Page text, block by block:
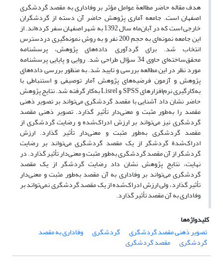
هدف مقاله حاضر مطالعة عوامل مؤثر بر وفاداری به مقصد گردشگری
اصفهان است. جامعه آماری پژوهش حاضر آن دسته از گردشگران
خارجی است که در آبان‌ماه سال 1392 به شهر اصفهان سفر کرده‌اند. از
این جامعه نمونه‌ای به حجم 200 نفر و به روش نمونه‌گیری دردسترس
انتخاب شد. برای گردآوری داده‌های پژوهش، پرسشنامه
محقق‌ساخته‌ای حاوی 34 سؤال طراحی شد. روایی و پایایی پرسشنامه
مورد نظر در این مطالعه بررسی و تایید شد. به منظور بررسی داده‌های
پژوهش و آزمون فرضیه‌های پژوهش آمار توصیفی و استنباطی با
به‌کارگیری نرم‌افزارهای SPSS و Lisrel به‌کار گرفته شد. نتایج پژوهش
حاضر نشان داد آشنایی با مقصد گردشگری می‌تواند بر تصویر ذهنی
مقصد را به‌طور مثبت و معنی‌دار تأثیر گذارد. تصویر ذهنی مقصد
گردشگری نیز می‌تواند بر ارزش ادراک‌شده و رضایت گردشگری از
مقصد گردشگری به‌طور مثبت و معنی‌دار تأثیر گذارد. ارزش
ادراک‌شدة گردشگر از یک مقصد گردشگری می‌تواند بر رضایت
گردشگر از آن مقصد گردشگری به‌طور مثبت و معنی‌دار تأثیر گذارد. در
نهایت، نتایج پژوهش نشان داد رضایت گردشگر از یک مقصد
گردشگری می‌تواند بر وفاداری به آن مقصد به‌طور مثبت و معنی‌دار
تأثیر گذارد، ولی ارزش ادراک‌شده از یک مقصد گردشگری نمی‌تواند بر
وفاداری به آن مقصد تأثیر گذارد.
کلیدواژه‌ها
تصویر ذهنی مقصد گردشگری
گردشگری وفاداری به مقصد
گردشگری مقصد گردشگری